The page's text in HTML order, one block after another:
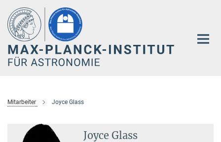
Hauptinhalt
Mitarbeiter Joyce Glass
Joyce Glass